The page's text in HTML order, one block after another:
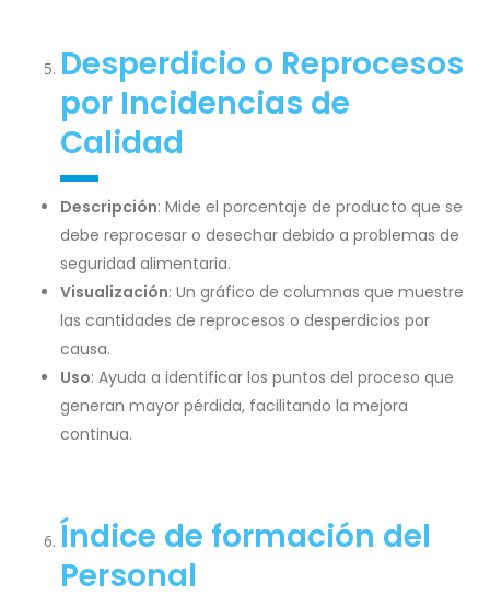
Desperdicio o Reprocesos
por Incidencias de
Calidad
Descripción: Mide el porcentaje de producto que se
debe reprocesar o desechar debido a problemas de
seguridad alimentaria.
Visualización: Un gráfico de columnas que muestre
las cantidades de reprocesos o desperdicios por
causa.
Uso: Ayuda a identificar los puntos del proceso que
generan mayor pérdida, facilitando la mejora
continua.
Índice de formación del
Personal